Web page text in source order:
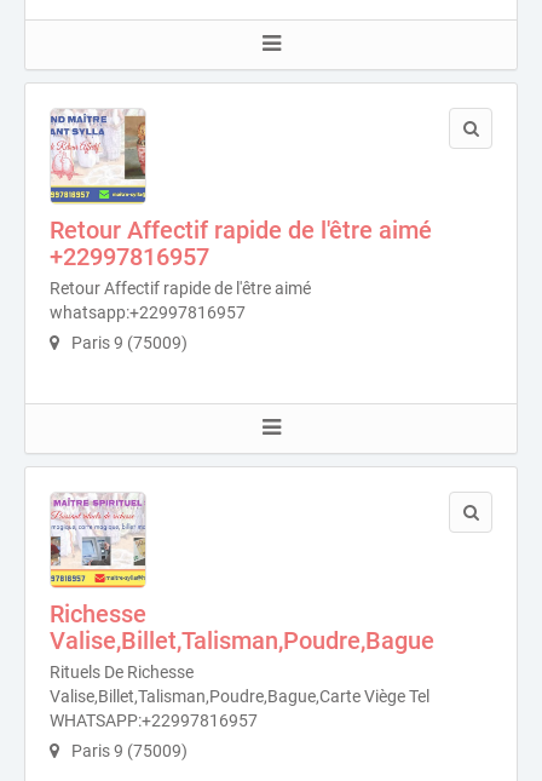
Retour Affectif rapide de l'être aimé
+22997816957
Retour Affectif rapide de l'être aimé
whatsapp:+22997816957
Paris 9 (75009)
Richesse
Valise,Billet,Talisman,Poudre,Bague
Rituels De Richesse
Valise,Billet,Talisman,Poudre,Bague,Carte Viège Tel
WHATSAPP:+22997816957
Paris 9 (75009)